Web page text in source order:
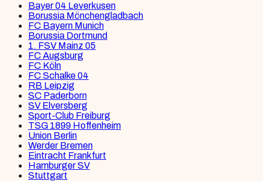
Bayer 04 Leverkusen
Borussia Mönchengladbach
FC Bayern Munich
Borussia Dortmund
1. FSV Mainz 05
FC Augsburg
FC Köln
FC Schalke 04
RB Leipzig
SC Paderborn
SV Elversberg
Sport-Club Freiburg
TSG 1899 Hoffenheim
Union Berlin
Werder Bremen
Eintracht Frankfurt
Hamburger SV
Stuttgart